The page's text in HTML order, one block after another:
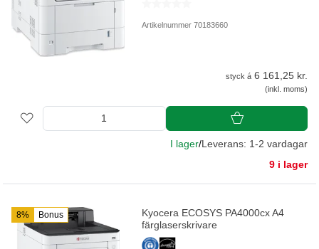
Artikelnummer 70183660
styck á 6 161,25 kr.
(inkl. moms)
I lager/Leverans: 1-2 vardagar
9 i lager
8% Bonus
Kyocera ECOSYS PA4000cx A4
färglaserskrivare